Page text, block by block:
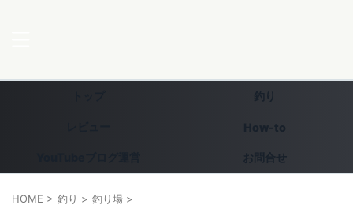
釣り
How-to
お問合せ
HOME > 釣り > 釣り場 >